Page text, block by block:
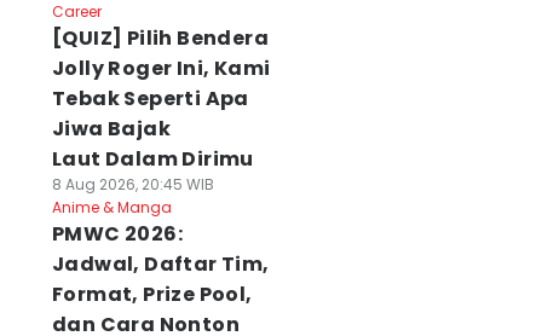
Career
[QUIZ] Pilih Bendera
Jolly Roger Ini, Kami
Tebak Seperti Apa
Jiwa Bajak
Laut Dalam Dirimu
8 Aug 2026, 20:45 WIB
Anime & Manga
PMWC 2026:
Jadwal, Daftar Tim,
Format, Prize Pool,
dan Cara Nonton